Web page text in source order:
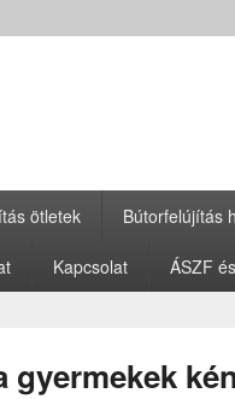
ötletek Bútorfelújítás
Kapcsolat ÁSZF
gyermekek